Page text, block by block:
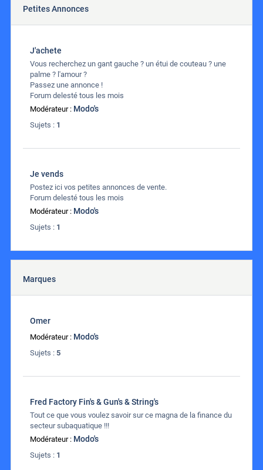
Petites Annonces
J'achete
Vous recherchez un gant gauche ? un étui de couteau ? une
palme ? l'amour ?
Passez une annonce !
Forum delesté tous les mois
Modérateur : Modo's
Sujets : 1
Je vends
Postez ici vos petites annonces de vente.
Forum delesté tous les mois
Modérateur : Modo's
Sujets : 1
Marques
Omer
Modérateur : Modo's
Sujets : 5
Fred Factory Fin's & Gun's & String's
Tout ce que vous voulez savoir sur ce magna de la finance du
secteur subaquatique !!!
Modérateur : Modo's
Sujets : 1